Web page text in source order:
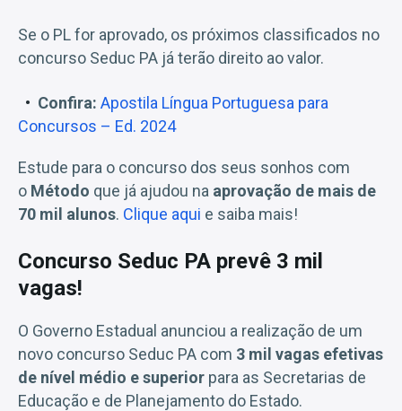
Se o PL for aprovado, os próximos classificados no
concurso Seduc PA já terão direito ao valor.
Confira: Apostila Língua Portuguesa para
Concursos – Ed. 2024
Estude para o concurso dos seus sonhos com
o Método que já ajudou na aprovação de mais de
70 mil alunos. Clique aqui e saiba mais!
Concurso Seduc PA prevê 3 mil
vagas!
O Governo Estadual anunciou a realização de um
novo concurso Seduc PA com 3 mil vagas efetivas
de nível médio e superior para as Secretarias de
Educação e de Planejamento do Estado.